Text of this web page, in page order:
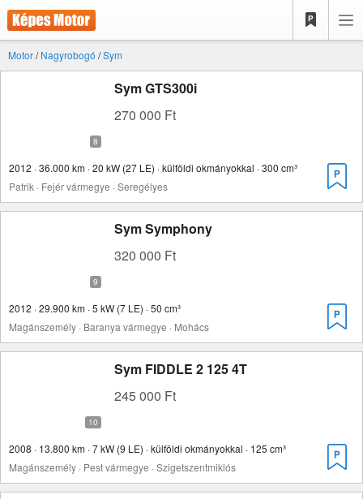
Motor/Nagyrobogó /Sym
Sym GTS300i
270 000 Ft
2012 · 36.000 km · 20 kW (27 LE) · külföldi okmányokkal · 300 cm³
Patrik · Fejér vármegye · Seregélyes
Sym Symphony
320 000 Ft
2012 · 29.900 km · 5 kW (7 LE) · 50 cm³
Magánszemély · Baranya vármegye · Mohács
Sym FIDDLE 2 125 4T
245 000 Ft
2008 · 13.800 km · 7 kW (9 LE) · külföldi okmányokkal · 125 cm³
Magánszemély · Pest vármegye · Szigetszentmiklós